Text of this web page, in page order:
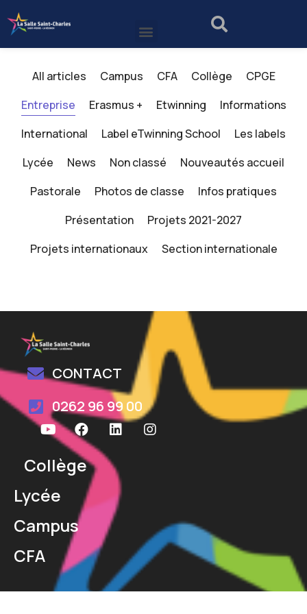
All articles Campus CFA Collège
CPGE
Entreprise
Erasmus + Etwinning
Informations
International
Label eTwinning School
Les labels
Lycée
News Non classé
Nouveautés accueil
Pastorale
Photos de classe
Infos pratiques
Présentation
Projets 2021-2027
Projets internationaux
Section internationale
CONTACT
0262 96 99 00
Collège
Lycée
Campus
CFA